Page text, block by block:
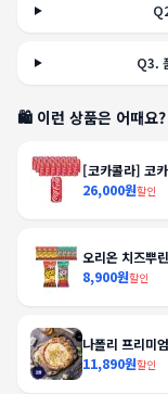
Q
Q3.
🛍️ 이런 상품은 어때요?
[코카콜라] 코
26,000원할인
오리온 치즈뿌
8,900원할인
나폴리 프리미
11,890원할인